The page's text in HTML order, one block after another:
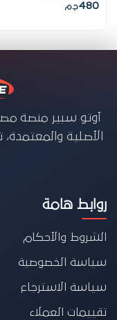
480ج.م
أوتو سبير منصة
الأصلية
روابط هامة
الشروط والأحكام
سياسة الخصوصية
سياسة الاسترجاع
تقييمات العملاء